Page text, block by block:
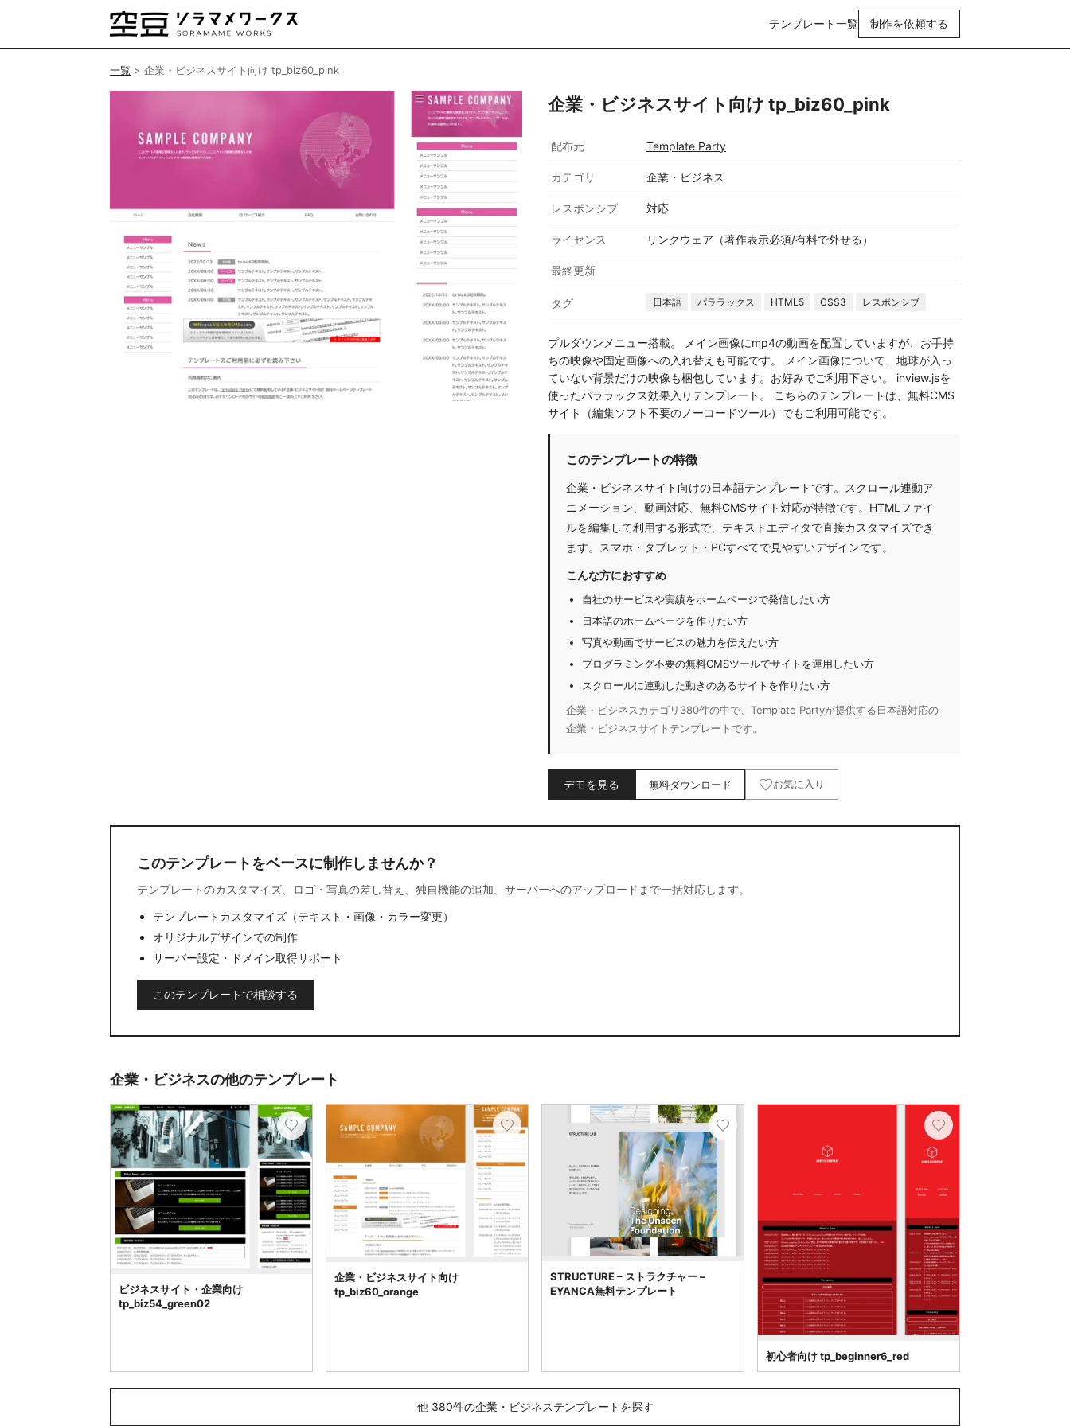
テンプレート一覧 制作を依頼する
一覧 > 企業・ビジネスサイト向け tp_biz60_pink
企業・ビジネスサイト向け tp_biz60_pink
配布元 Template Party
カテゴリ 企業・ビジネス
レスポンシブ 対応
ライセンス リンクウェア（著作表示必須/有料で外せる）
最終更新
タグ 日本語 パララックス HTML5 CSS3 レスポンシブ
プルダウンメニュー搭載。 メイン画像にmp4の動画を配置していますが、お手持
ちの映像や固定画像への入れ替えも可能です。 メイン画像について、地球が入っ
ていない背景だけの映像も梱包しています。お好みでご利用下さい。 inview.jsを
使ったパララックス効果入りテンプレート。 こちらのテンプレートは、無料CMS
サイト（編集ソフト不要のノーコードツール）でもご利用可能です。
このテンプレートの特徴
企業・ビジネスサイト向けの日本語テンプレートです。スクロール連動ア
ニメーション、動画対応、無料CMSサイト対応が特徴です。HTMLファイ
ルを編集して利用する形式で、テキストエディタで直接カスタマイズでき
ます。スマホ・タブレット・PCすべてで見やすいデザインです。
こんな方におすすめ
自社のサービスや実績をホームページで発信したい方
日本語のホームページを作りたい方
写真や動画でサービスの魅力を伝えたい方
プログラミング不要の無料CMSツールでサイトを運用したい方
スクロールに連動した動きのあるサイトを作りたい方
企業・ビジネスカテゴリ380件の中で、Template Partyが提供する日本語対応の
企業・ビジネスサイトテンプレートです。
デモを見る 無料ダウンロード お気に入り
このテンプレートをベースに制作しませんか？
テンプレートのカスタマイズ、ロゴ・写真の差し替え、独自機能の追加、サーバーへのアップロードまで一括対応します。
テンプレートカスタマイズ（テキスト・画像・カラー変更）
オリジナルデザインでの制作
サーバー設定・ドメイン取得サポート
このテンプレートで相談する
企業・ビジネスの他のテンプレート
ビジネスサイト・企業向け
tp_biz54_green02
企業・ビジネスサイト向け
tp_biz60_orange
STRUCTURE – ストラクチャー –
EYANCA無料テンプレート
初心者向け tp_beginner6_red
他 380件の企業・ビジネステンプレートを探す